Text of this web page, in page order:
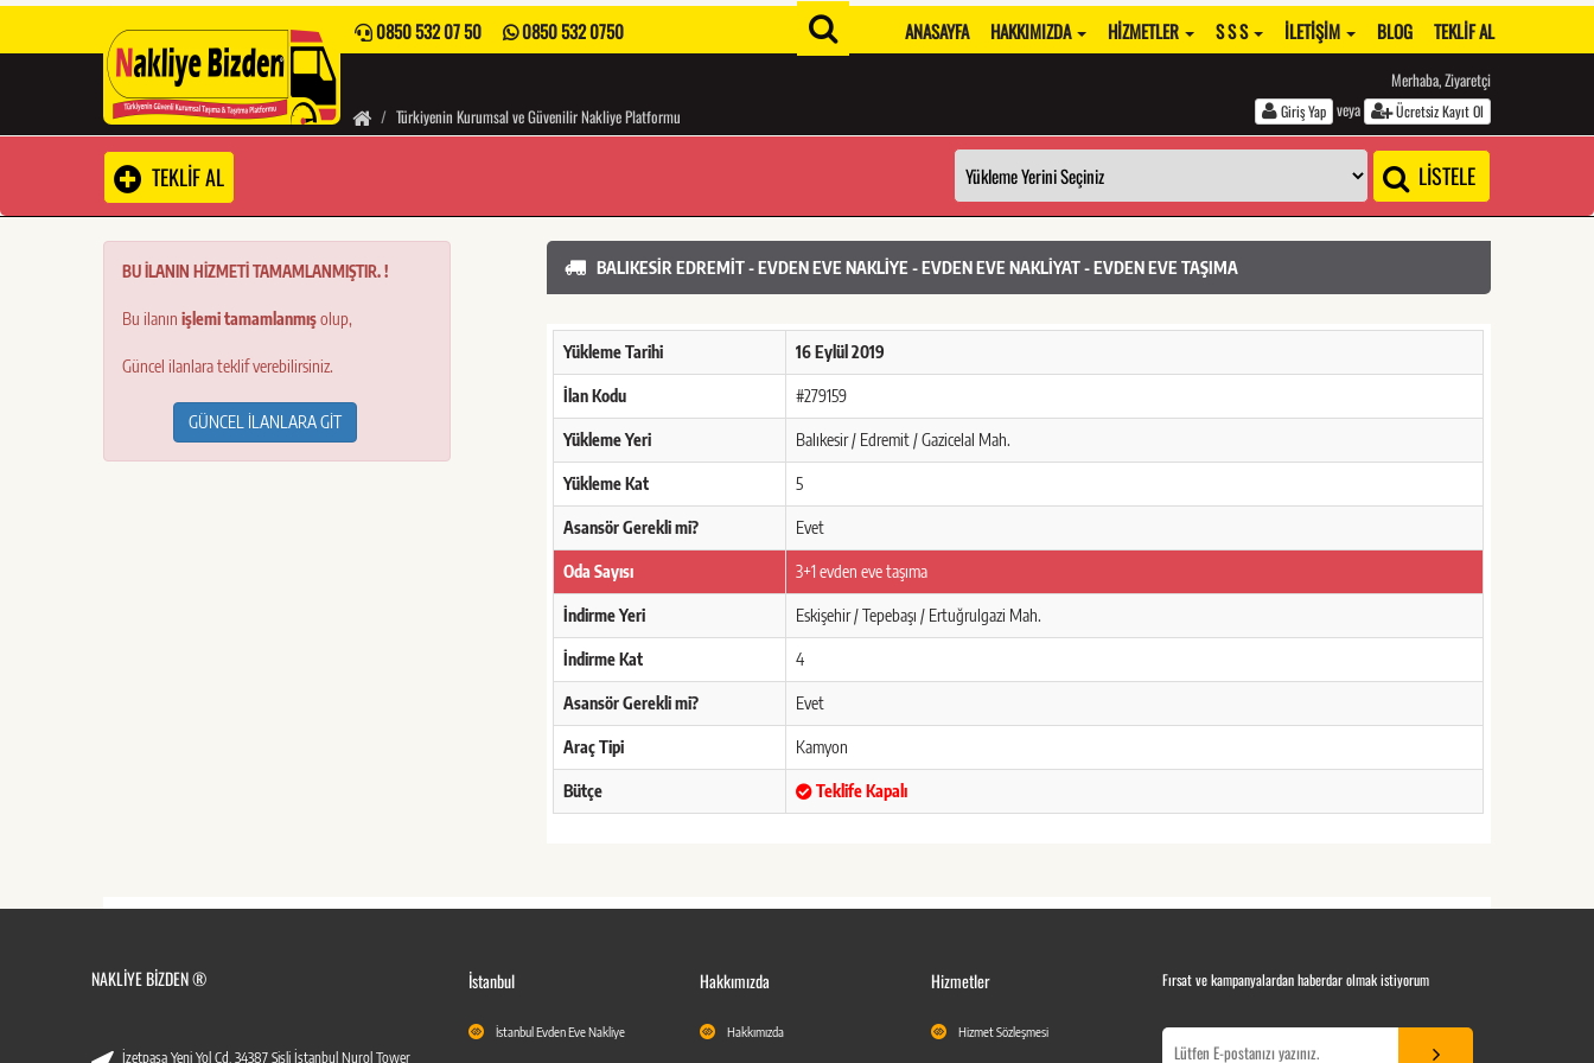
0850 532 07 50 0850 532 0750 ANASAYFA HAKKIMIZDA HIZMETLER S S S İLETIŞIM BLOG TEKLIF AL
Türkiyenin Kurumsal ve Güvenilir Nakliye Platformu
Merhaba, Ziyaretçi
Giriş Yap veya Ücretsiz Kayıt Ol
TEKLİF AL LİSTELE
BALIKESIR EDREMIT - EVDEN EVE NAKLIYE - EVDEN EVE NAKLIYAT - EVDEN EVE TAŞIMA
Yükleme Tarihi 16 Eylül 2019
İlan Kodu #279159
Yükleme Yeri Balıkesir / Edremit / Gazicelal Mah.
Yükleme Kat 5
Asansör Gerekli mi? Evet
Oda Sayısı 3+1 evden eve taşıma
İndirme Yeri Eskişehir / Tepebaşı / Ertuğrulgazi Mah.
İndirme Kat 4
Asansör Gerekli mi? Evet
Araç Tipi Kamyon
Bütçe Teklife Kapalı
BU İLANIN HİZMETİ TAMAMLANMIŞTIR. !
Bu ilanın işlemi tamamlanmışolup,
Güncel ilanlara teklif verebilirsiniz.
GÜNCEL İLANLARA GİT
NAKLIYE BIZDEN ®
İzetpaşa Yeni Yol Cd. 34387 Şişli İstanbul Nurol Tower
İstanbul
İstanbul Evden Eve Nakliye
Hakkımızda
Hakkımızda
Hizmetler
Hizmet Sözleşmesi
Fırsat ve kampanyalardan haberdar olmak istiyorum